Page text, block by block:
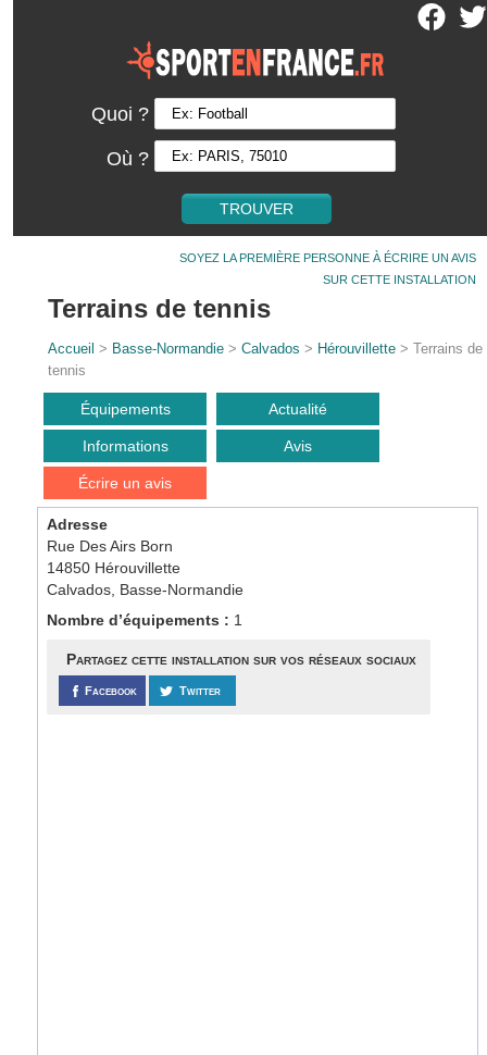
Quoi ?
Où ?
SOYEZ LA PREMIÈRE PERSONNE À ÉCRIRE UN AVIS
SUR CETTE INSTALLATION
Terrains de tennis
Accueil > Basse-Normandie >Calvados > Hérouvillette > Terrains de
tennis
Équipements Actualité
Informations Avis
Écrire un avis
Adresse
Rue Des Airs Born
14850 Hérouvillette
Calvados, Basse-Normandie
Nombre d’équipements : 1
Partagez cette installation sur vos réseaux sociaux
Facebook Twitter